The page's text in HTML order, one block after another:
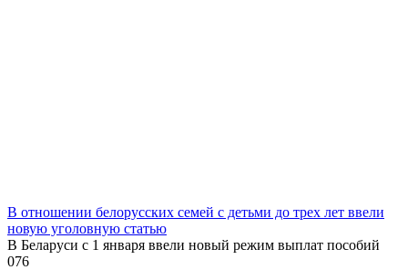
В отношении белорусских семей с детьми до трех лет ввели
новую уголовную статью
В Беларуси с 1 января ввели новый режим выплат пособий
076